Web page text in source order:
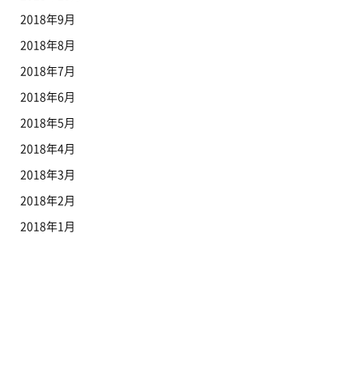
2018年9月
2018年8月
2018年7月
2018年6月
2018年5月
2018年4月
2018年3月
2018年2月
2018年1月